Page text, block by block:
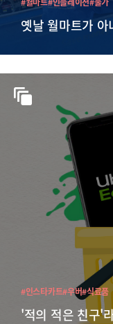
옛날 월마트가
'적의 적은 친구'
#인스타카트#우버#식료품